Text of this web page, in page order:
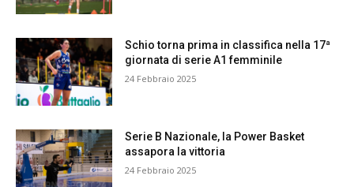
Schio torna prima in classifica nella 17ª
giornata di serie A1 femminile
24 Febbraio 2025
Serie B Nazionale, la Power Basket
assapora la vittoria
24 Febbraio 2025